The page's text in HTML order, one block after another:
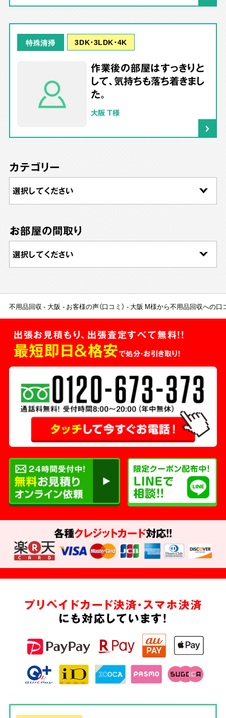
特殊清掃 3DK･3LDK･4K
作業後の部屋はすっきりと
して、気持ちも落ち着きまし
た。
大阪 T様
カテゴリー
お部屋の間取り
不用品回収 大阪 お客様の声（口コミ） 大阪 M様から不用品回収への口
出張お見積もり、出張査定すべて無料!!
最短即日＆格安で処分・お引き取り！
各種クレジットカード対応!!
プリペイドカード決済・スマホ決済
にも対応しています!